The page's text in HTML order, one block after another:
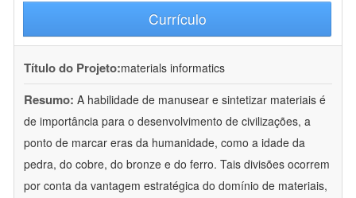
Currículo
Título do Projeto:materials informatics
Resumo: A habilidade de manusear e sintetizar materiais é
de importância para o desenvolvimento de civilizações, a
ponto de marcar eras da humanidade, como a idade da
pedra, do cobre, do bronze e do ferro. Tais divisões ocorrem
por conta da vantagem estratégica do domínio de materiais,